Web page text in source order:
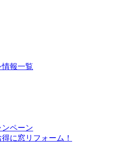
報一覧
ンペーン
に窓リフォーム！